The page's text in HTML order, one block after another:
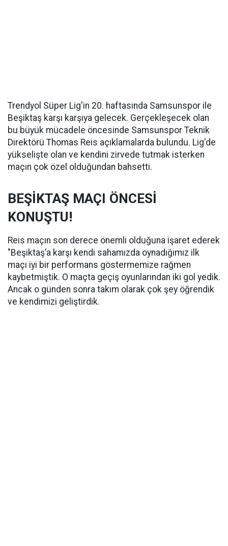
Trendyol Süper Lig'in 20. haftasında Samsunspor ile
Beşiktaş karşı karşıya gelecek. Gerçekleşecek olan
bu büyük mücadele öncesinde Samsunspor Teknik
Direktörü Thomas Reis açıklamalarda bulundu. Lig'de
yükselişte olan ve kendini zirvede tutmak isterken
maçın çok özel olduğundan bahsetti.
BEŞİKTAŞ MAÇI ÖNCESİ
KONUŞTU!
Reis maçın son derece önemli olduğuna işaret ederek
"Beşiktaş’a karşı kendi sahamızda oynadığımız ilk
maçı iyi bir performans göstermemize rağmen
kaybetmiştik. O maçta geçiş oyunlarından iki gol yedik.
Ancak o günden sonra takım olarak çok şey öğrendik
ve kendimizi geliştirdik.